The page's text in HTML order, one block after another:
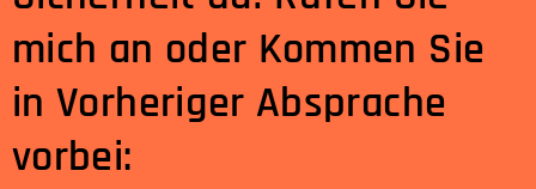
mich an oder Kommen Sie
in Vorheriger Absprache
vorbei: